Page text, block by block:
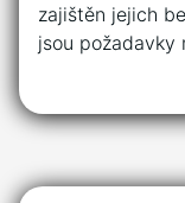
zajištěn jejich
jsou